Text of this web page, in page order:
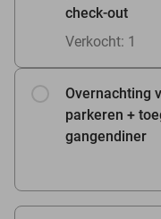
check-out
Verkocht: 1
Overnachting
parkeren +
gangendiner